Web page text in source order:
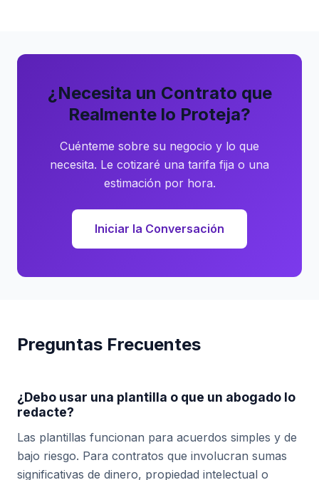
¿Necesita un Contrato que
Realmente lo Proteja?
Cuénteme sobre su negocio y lo que
necesita. Le cotizaré una tarifa fija o una
estimación por hora.
Iniciar la Conversación
Preguntas Frecuentes
¿Debo usar una plantilla o que un abogado lo
redacte?
Las plantillas funcionan para acuerdos simples y de
bajo riesgo. Para contratos que involucran sumas
significativas de dinero, propiedad intelectual o